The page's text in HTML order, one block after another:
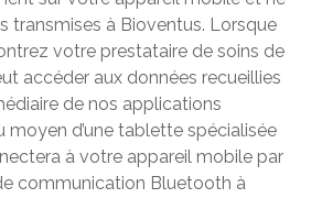
transmises à Bioventus. Lorsque
votre prestataire de soins de
accéder aux données recueillies
de nos applications
moyen d’une tablette spécialisée
à votre appareil mobile par
communication Bluetooth à